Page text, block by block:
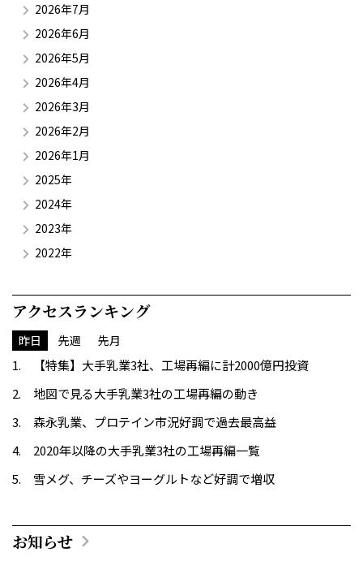
2026年7月
2026年6月
2026年5月
2026年4月
2026年3月
2026年2月
2026年1月
2025年
2024年
2023年
2022年
アクセスランキング
昨日 先週 先月
【特集】大手乳業3社、工場再編に計2000億円投資
地図で見る大手乳業3社の工場再編の動き
森永乳業、プロテイン市況好調で過去最高益
2020年以降の大手乳業3社の工場再編一覧
雪メグ、チーズやヨーグルトなど好調で増収
お知らせ